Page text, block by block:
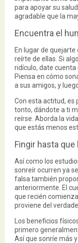
para apoyar su
agradable que la
Encuentra el
En lugar de
reírte de ellas. Si
ridículo, date cuenta
Piensa en cómo
a sus amigos, y
Con esta actitud, es
tonto, dándote a ti
reírse. Aborda la
que estás menos
Fingir hasta que
Así como los
sonreír ocurren ya
falsa también
anteriormente. El
que recién
proviene del
Los beneficios
primero
Así que sonríe más